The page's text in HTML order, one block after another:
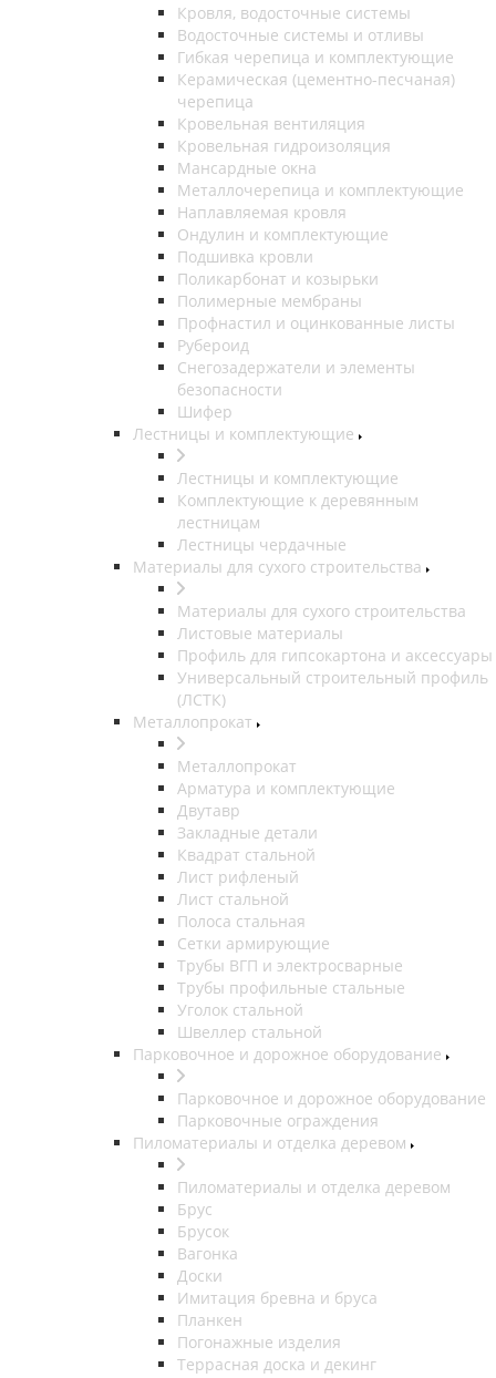
Кровля, водосточные системы
Водосточные системы и отливы
Гибкая черепица и комплектующие
Керамическая (цементно-песчаная)
черепица
Кровельная вентиляция
Кровельная гидроизоляция
Мансардные окна
Металлочерепица и комплектующие
Наплавляемая кровля
Ондулин и комплектующие
Подшивка кровли
Поликарбонат и козырьки
Полимерные мембраны
Профнастил и оцинкованные листы
Рубероид
Снегозадержатели и элементы
безопасности
Шифер
Лестницы и комплектующие
Лестницы и комплектующие
Комплектующие к деревянным
лестницам
Лестницы чердачные
Материалы для сухого строительства
Материалы для сухого строительства
Листовые материалы
Профиль для гипсокартона и аксессуары
Универсальный строительный профиль
(ЛСТК)
Металлопрокат
Металлопрокат
Арматура и комплектующие
Двутавр
Закладные детали
Квадрат стальной
Лист рифленый
Лист стальной
Полоса стальная
Сетки армирующие
Трубы ВГП и электросварные
Трубы профильные стальные
Уголок стальной
Швеллер стальной
Парковочное и дорожное оборудование
Парковочное и дорожное оборудование
Парковочные ограждения
Пиломатериалы и отделка деревом
Пиломатериалы и отделка деревом
Брус
Брусок
Вагонка
Доски
Имитация бревна и бруса
Планкен
Погонажные изделия
Террасная доска и декинг